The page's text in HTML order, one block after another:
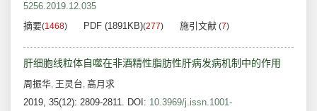
5256.2019.12.035
摘要(1468) PDF (1891KB)(277) 施引文献 (7)
肝细胞线粒体自噬在非酒精性脂肪性肝病发病机制中的作用
周振华, 王灵台, 高月求
2019, 35(12): 2809-2811. DOI: 10.3969/j.issn.1001-